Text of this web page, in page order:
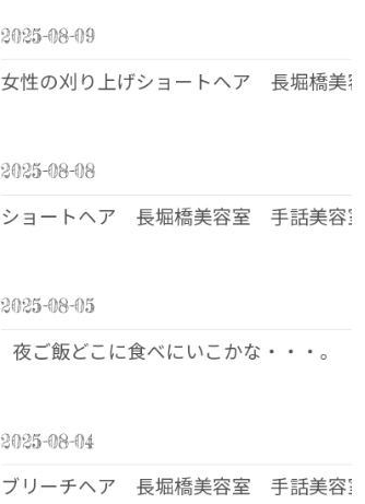
2025-08-09
女性の刈り上げショートヘア 長堀橋
2025-08-08
ショートヘア 長堀橋美容室 手話美容室
2025-08-05
夜ご飯どこに食べにいこかな・・・。
2025-08-04
ブリーチヘア 長堀橋美容室 手話美容